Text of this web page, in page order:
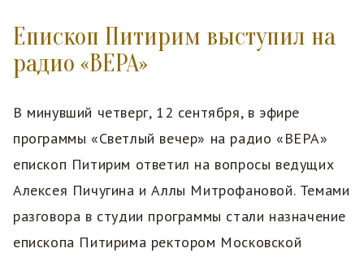
Епископ Питирим выступил на
радио «ВЕРА»
В минувший четверг, 12 сентября, в эфире
программы «Светлый вечер» на радио «ВЕРА»
епископ Питирим ответил на вопросы ведущих
Алексея Пичугина и Аллы Митрофановой. Темами
разговора в студии программы стали назначение
епископа Питирима ректором Московской